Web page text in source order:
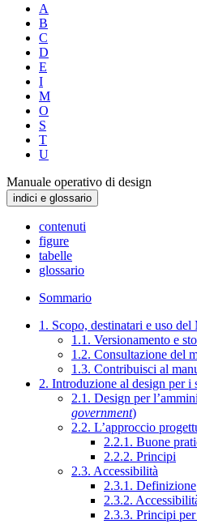
A
B
C
D
E
I
M
O
S
T
U
Manuale operativo di design
indici e glossario
contenuti
figure
tabelle
glossario
Sommario
1. Scopo, destinatari e uso
1.1. Versionamento e
1.2. Consultazione del
1.3. Contribuisci al
2. Introduzione al design per
2.1. Design per
government)
2.2. L’approccio
2.2.1. Buone
2.2.2. Principi
2.3. Accessibilità
2.3.1. Definizione
2.3.2.
2.3.3. Principi per